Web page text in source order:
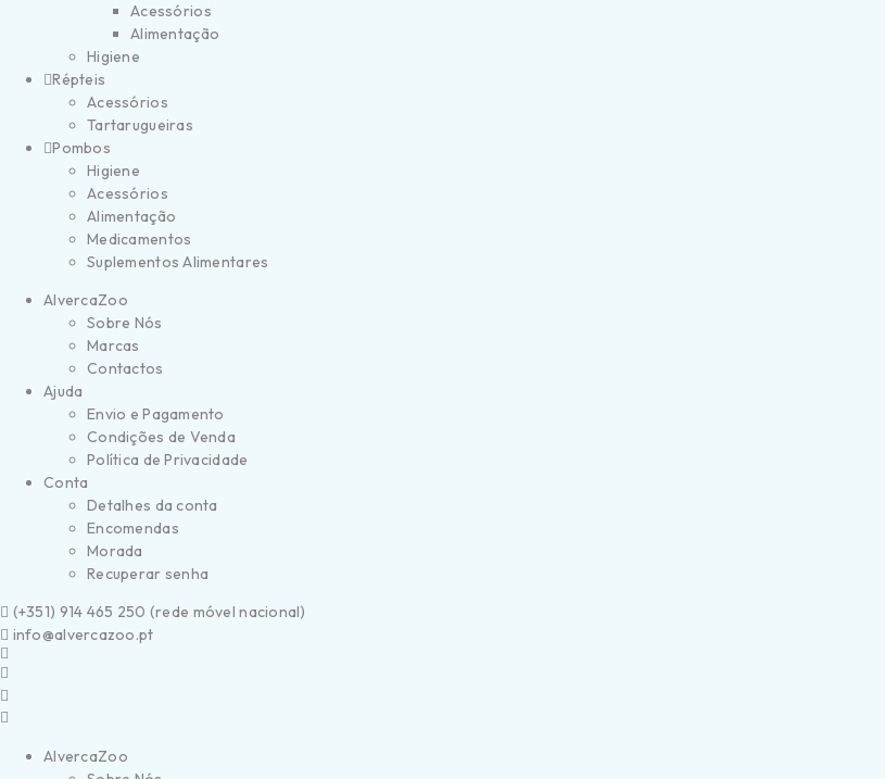
Acessórios
Alimentação
Higiene
Répteis
Acessórios
Tartarugueiras
Pombos
Higiene
Acessórios
Alimentação
Medicamentos
Suplementos Alimentares
AlvercaZoo
Sobre Nós
Marcas
Contactos
Ajuda
Envio e Pagamento
Condições de Venda
Política de Privacidade
Conta
Detalhes da conta
Encomendas
Morada
Recuperar senha
(+351) 914 465 250 (rede móvel nacional)
info@alvercazoo.pt
AlvercaZoo